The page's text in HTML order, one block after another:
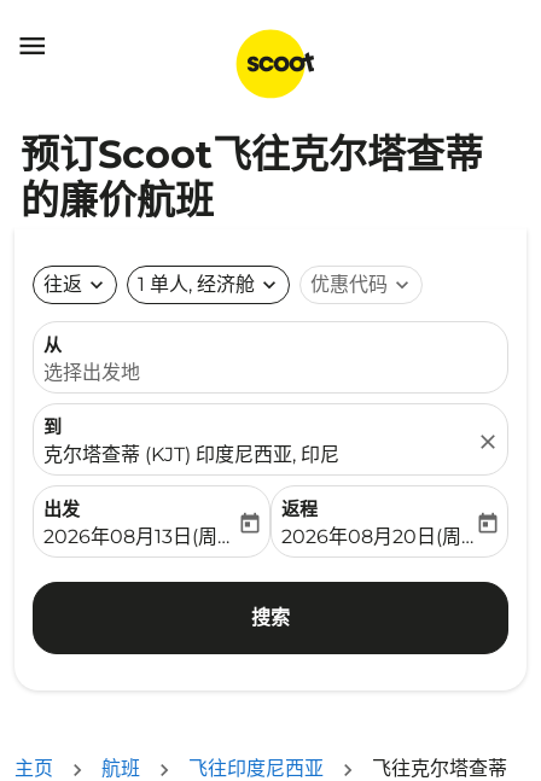

预订Scoot飞往克尔塔查蒂
的廉价航班
往返 expand_more 1 单人, 经济舱 expand_more 优惠代码 expand_more
从
选择出发地
到
克尔塔查蒂 (KJT) 印度尼西亚, 印尼
close
出发
fc-booking-departure-date-aria-label
2026年08月13日(周四)
today
返程
fc-booking-return-date-
2026年08月20日(周四)
today
搜索
主页 航班 飞往印度尼西亚 飞往克尔塔查蒂